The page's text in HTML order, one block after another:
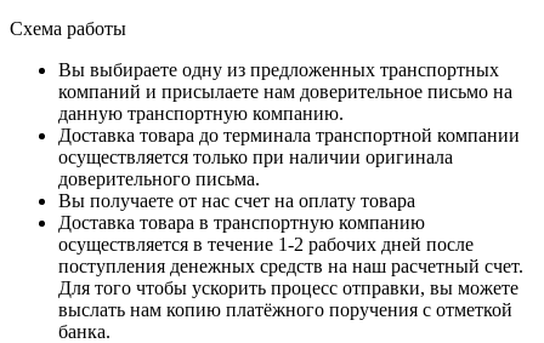
Схема работы
Вы выбираете одну из предложенных транспортных
компаний и присылаете нам доверительное письмо на
данную транспортную компанию.
Доставка товара до терминала транспортной компании
осуществляется только при наличии оригинала
доверительного письма.
Вы получаете от нас счет на оплату товара
Доставка товара в транспортную компанию
осуществляется в течение 1-2 рабочих дней после
поступления денежных средств на наш расчетный счет.
Для того чтобы ускорить процесс отправки, вы можете
выслать нам копию платёжного поручения с отметкой
банка.